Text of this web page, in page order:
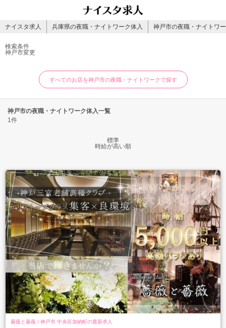
ナイスタ求人 兵庫県の夜職・ナイトワーク体入 神戸市の夜職・ナイトワ
検索条件
神戸市変更
すべてのお店を神戸市の夜職・ナイトワークで探す
神戸市の夜職・ナイトワーク体入一覧
1件
標準
時給が高い順
薔薇と薔薇 / 神戸市 中央区加納町の最新求人